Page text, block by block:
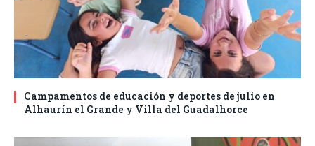
Campamentos de educación y deportes de julio en
Alhaurín el Grande y Villa del Guadalhorce